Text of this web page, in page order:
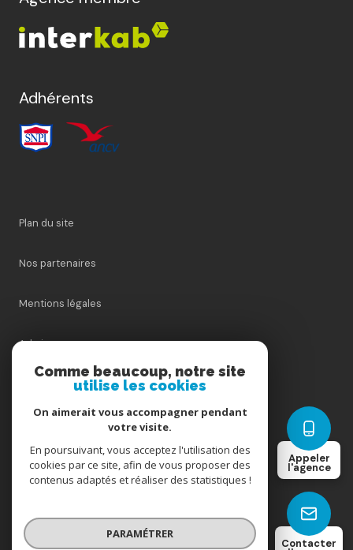
Appeler
l'agence
Contacter
Adhérents
Plan du site
Nos partenaires
Mentions légales
Admin
Nos honoraires
Cookies
© 2026 | Tous droits réservés
Comme beaucoup, notre site
utilise les cookies
On aimerait vous accompagner pendant
votre visite.
En poursuivant, vous acceptez l'utilisation des
cookies par ce site, afin de vous proposer des
contenus adaptés et réaliser des statistiques !
PARAMÉTRER